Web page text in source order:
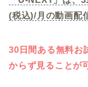
(税込)/月の動画配
30日間ある無料お
からず見ることが